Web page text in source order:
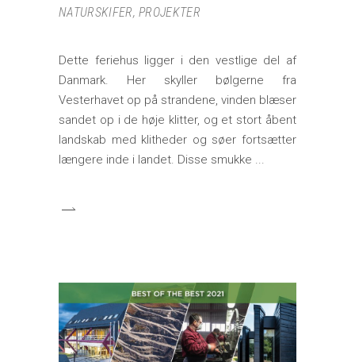
NATURSKIFER,PROJEKTER
Dette feriehus ligger i den vestlige del af
Danmark. Her skyller bølgerne fra
Vesterhavet op på strandene, vinden blæser
sandet op i de høje klitter, og et stort åbent
landskab med klitheder og søer fortsætter
længere inde i landet. Disse smukke